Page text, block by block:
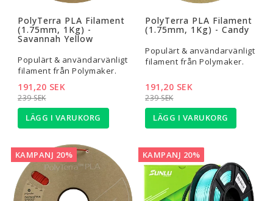
Lägg till i favoritlistan
PolyTerra PLA Filament
(1.75mm, 1Kg) -
Savannah Yellow
Populärt & användarvänligt
filament från Polymaker.
239 SEK
191,20 SEK
LÄGG I VARUKORG
PolyTerra PLA Filament
(1.75mm, 1Kg) - Candy
Populärt & användarvänligt
filament från Polymaker.
239 SEK
191,20 SEK
LÄGG I VARUKORG
KAMPANJ 20% KAMPANJ 20%